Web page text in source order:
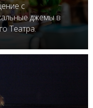
с
джемы в
Театра.